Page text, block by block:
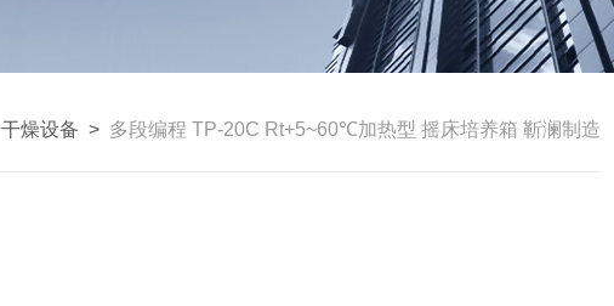
干燥设备 > 多段编程 TP-20C Rt+5~60℃加热型 摇床培养箱 靳澜制造